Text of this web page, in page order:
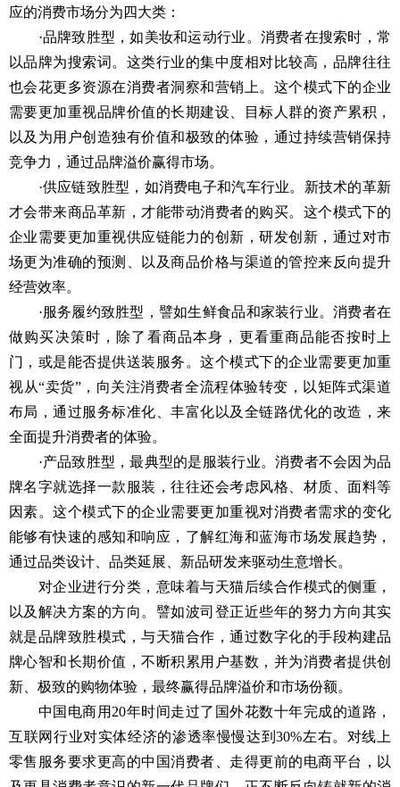
应的消费市场分为四大类：
·品牌致胜型，如美妆和运动行业。消费者在搜索时，常
以品牌为搜索词。这类行业的集中度相对比较高，品牌往往
也会花更多资源在消费者洞察和营销上。这个模式下的企业
需要更加重视品牌价值的长期建设、目标人群的资产累积，
以及为用户创造独有价值和极致的体验，通过持续营销保持
竞争力，通过品牌溢价赢得市场。
·供应链致胜型，如消费电子和汽车行业。新技术的革新
才会带来商品革新，才能带动消费者的购买。这个模式下的
企业需要更加重视供应链能力的创新，研发创新，通过对市
场更为准确的预测、以及商品价格与渠道的管控来反向提升
经营效率。
·服务履约致胜型，譬如生鲜食品和家装行业。消费者在
做购买决策时，除了看商品本身，更看重商品能否按时上
门，或是能否提供送装服务。这个模式下的企业需要更加重
视从“卖货”，向关注消费者全流程体验转变，以矩阵式渠道
布局，通过服务标准化、丰富化以及全链路优化的改造，来
全面提升消费者的体验。
·产品致胜型，最典型的是服装行业。消费者不会因为品
牌名字就选择一款服装，往往还会考虑风格、材质、面料等
因素。这个模式下的企业需要更加重视对消费者需求的变化
能够有快速的感知和响应，了解红海和蓝海市场发展趋势，
通过品类设计、品类延展、新品研发来驱动生意增长。
对企业进行分类，意味着与天猫后续合作模式的侧重，
以及解决方案的方向。譬如波司登正近些年的努力方向其实
就是品牌致胜模式，与天猫合作，通过数字化的手段构建品
牌心智和长期价值，不断积累用户基数，并为消费者提供创
新、极致的购物体验，最终赢得品牌溢价和市场份额。
中国电商用20年时间走过了国外花数十年完成的道路，
互联网行业对实体经济的渗透率慢慢达到30%左右。对线上
零售服务要求更高的中国消费者、走得更前的电商平台，以